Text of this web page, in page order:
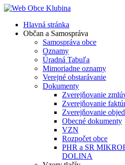
Hlavná stránka
Občan a Samospráva
Samospráva obce
Oznamy
Úradná Tabuľa
Mimoriadne oznamy
Verejné obstarávanie
Dokumenty
Zverejňovanie
Zverejňovanie
Zverejňovanie
Obecné dokumenty
VZN
Rozpočet obce
PHR a SR
DOLINA